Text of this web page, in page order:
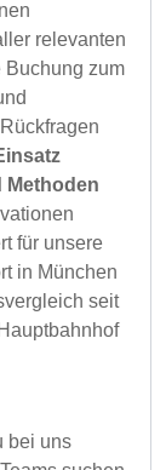
relevanten
Buchung zum
Methoden
für unsere
in München
seit
bei uns